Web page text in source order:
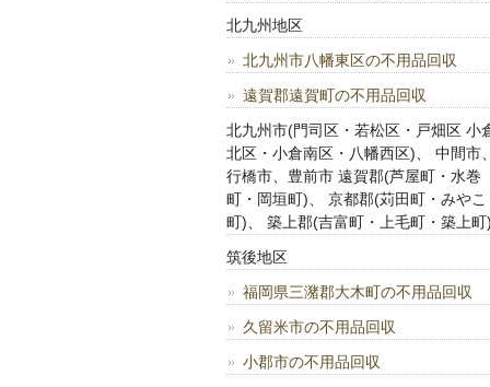
北九州地区
北九州市八幡東区の不用品回収
遠賀郡遠賀町の不用品回収
北九州市(門司区・若松区・戸畑区 小
北区・小倉南区・八幡西区)、 中間市、
行橋市、豊前市 遠賀郡(芦屋町・水巻
町・岡垣町)、 京都郡(苅田町・みやこ
町)、 築上郡(吉富町・上毛町・築上町)
筑後地区
福岡県三潴郡大木町の不用品回収
久留米市の不用品回収
小郡市の不用品回収